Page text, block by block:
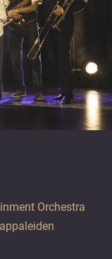
Orchestra